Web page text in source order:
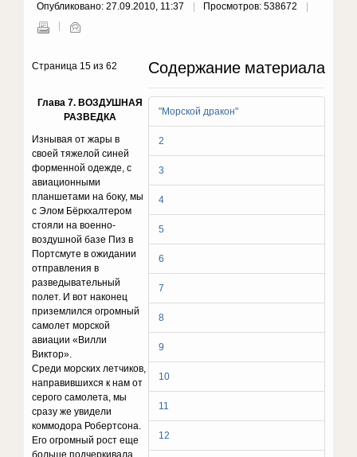
Опубликовано: 27.09.2010, 11:37 Просмотров: 538672
Содержание материала
"Морской дракон"
2
3
4
5
6
7
8
9
10
11
12
Страница 15 из 62
Глава 7. ВОЗДУШНАЯ
РАЗВЕДКА
Изнывая от жары в
своей тяжелой синей
форменной одежде, с
авиационными
планшетами на боку, мы
с Элом Бёркхалтером
стояли на военно-
воздушной базе Пиз в
Портсмуте в ожидании
отправления в
разведывательный
полет. И вот наконец
приземлился огромный
самолет морской
авиации «Вилли
Виктор».
Среди морских летчиков,
направившихся к нам от
серого самолета, мы
сразу же увидели
коммодора Робертсона.
Его огромный рост еще
больше подчеркивала